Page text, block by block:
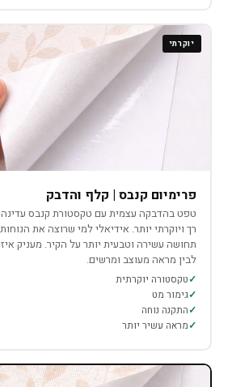
יוקרתי
פרימיום קנבס | קלף והדבק
טפט בהדבקה עצמית עם טקסטורת קנבס
רך ויוקרתי יותר. אידיאלי למי שרוצה את
תחושה עשירה וטבעית יותר על הקיר. מעניק
לבין מראה מעוצב ומרשים.
טקסטורה יוקרתית
גימור מט
התקנה נוחה
מראה עשיר יותר